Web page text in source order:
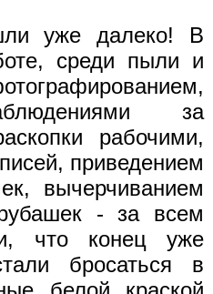
уже далеко! В
среди пыли и
за
рабочими,
приведением
вычерчиванием
- за всем
что конец уже
бросаться в